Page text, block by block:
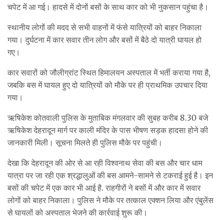
चपेट में आ गई। हादसे में दोनों बसों के साथ कार को भी नुकसान पहुंचा है।
स्थानीय लोगों की मदद से सभी वाहनों में फंसे यात्रियों को बाहर निकाला
गया। दुर्घटना में कार सवार तीन लोग और बसों में बैठे दो यात्री घायल हो
गए।
कार सवारों को जौलीग्रांट स्थित हिमालयन अस्पताल में भर्ती कराया गया है,
जबकि बस में घायल हुए दो यात्रियों को मौके पर ही प्राथमिक उपचार दिया
गया।
ऋषिकेश कोतवाली पुलिस के मुताबिक मंगलवार की सुबह करीब 8.30 बजे
ऋषिकेश देहरादून मार्ग पर काली मंदिर के पास भीषण सड़क हादसा होने की
जानकारी मिली। सूचना मिलते ही पुलिस मौके पर पहुंची।
देखा कि देहरादून की ओर से आ रही विश्वनाथ सेवा की बस और चार धाम
यात्रा पर जा रही एक श्रद्धालुओं की बस आमने-सामने से टकराई हुई है। इन
बसों की चपेट में एक कार भी आई है. राहगीरों ने बसों में और कार में सवार
लोगों को बाहर निकाला। पुलिस ने मौके पर तत्काल एक्शन लिया और एंबुलेंस
से घायलों को अस्पताल भेजने की कार्रवाई शुरू की।